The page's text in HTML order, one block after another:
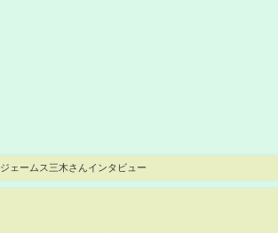
ジェームス三木さんインタビュー